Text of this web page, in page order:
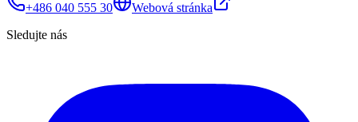
+486 040 555 30
Webová stránka
Sledujte nás